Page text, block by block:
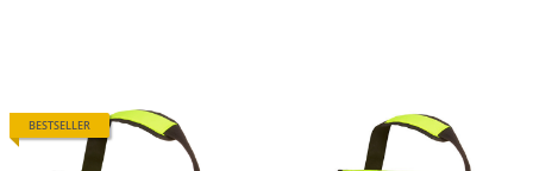
BESTSELLER